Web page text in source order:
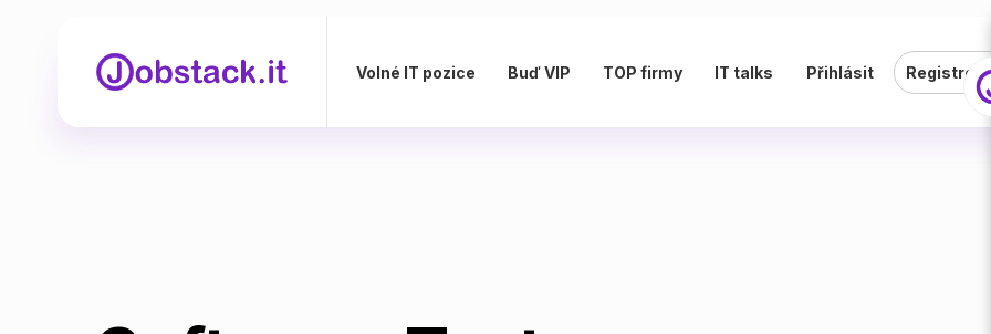
Volné IT pozice Buď VIP TOP firmy IT talks Přihlásit